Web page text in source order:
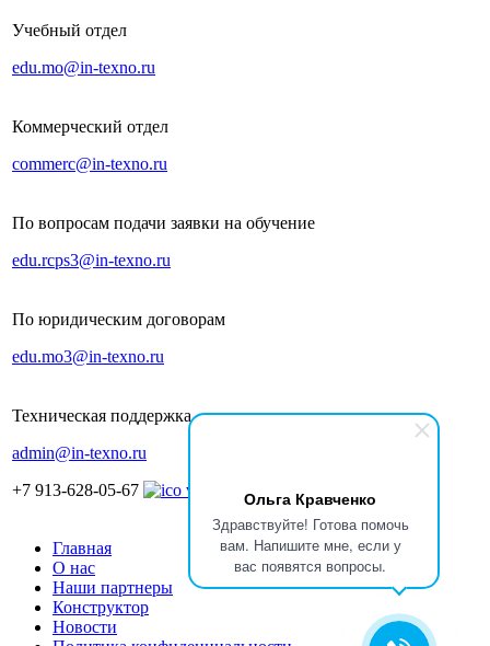
Ольга Кравченко
Здравствуйте! Готова помочь
вам. Напишите мне, если у
вас появятся вопросы.
Учебный отдел
edu.mo@in-texno.ru
Коммерческий отдел
commerc@in-texno.ru
По вопросам подачи заявки на обучение
edu.rcps3@in-texno.ru
По юридическим договорам
edu.mo3@in-texno.ru
Техническая поддержка
admin@in-texno.ru
+7 913-628-05-67
Главная
О нас
Наши партнеры
Конструктор
Новости